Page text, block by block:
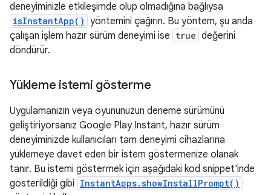
deneyiminizle etkileşimde olup olmadığına bağlıysa
isInstantApp() yöntemini çağırın. Bu yöntem, şu anda
çalışan işlem hazır sürüm deneyimi ise true değerini
döndürür.
Yükleme istemi gösterme
Uygulamanızın veya oyununuzun deneme sürümünü
geliştiriyorsanız Google Play Instant, hazır sürüm
deneyiminizde kullanıcıları tam deneyimi cihazlarına
yüklemeye davet eden bir istem göstermenize olanak
tanır. Bu istemi göstermek için aşağıdaki kod snippet'inde
gösterildiği gibi InstantApps.showInstallPrompt()